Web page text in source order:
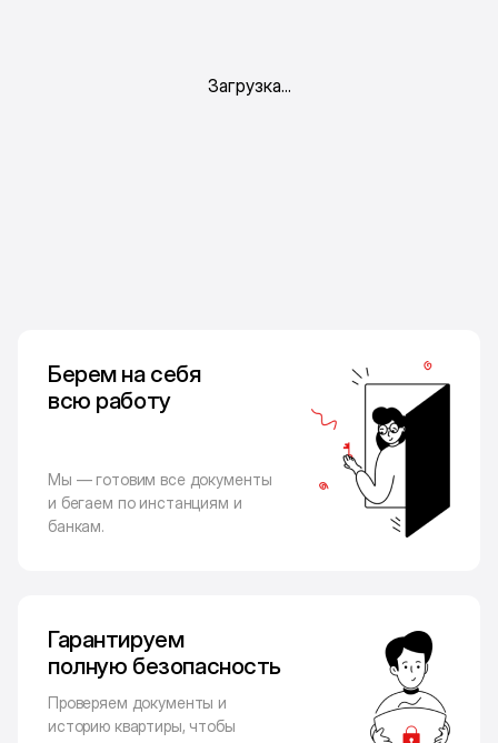
Берем на себя
всю работу
Мы — готовим все документы
и бегаем по инстанциям и
банкам.
Гарантируем
полную безопасность
Проверяем документы и
историю квартиры, чтобы